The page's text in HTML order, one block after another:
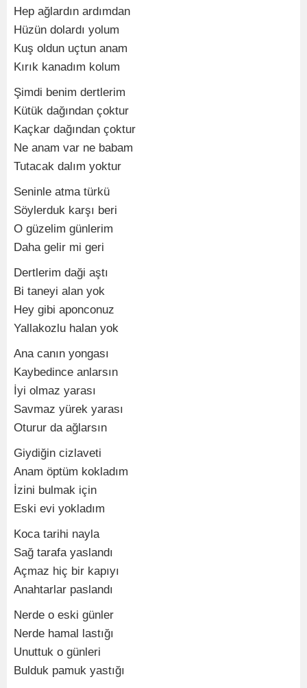
Hep ağlardın ardımdan
Hüzün dolardı yolum
Kuş oldun uçtun anam
Kırık kanadım kolum
Şimdi benim dertlerim
Kütük dağından çoktur
Kaçkar dağından çoktur
Ne anam var ne babam
Tutacak dalım yoktur
Seninle atma türkü
Söylerduk karşı beri
O güzelim günlerim
Daha gelir mi geri
Dertlerim daği aştı
Bi taneyi alan yok
Hey gibi aponconuz
Yallakozlu halan yok
Ana canın yongası
Kaybedince anlarsın
İyi olmaz yarası
Savmaz yürek yarası
Oturur da ağlarsın
Giydiğin cizlaveti
Anam öptüm kokladım
İzini bulmak için
Eski evi yokladım
Koca tarihi nayla
Sağ tarafa yaslandı
Açmaz hiç bir kapıyı
Anahtarlar paslandı
Nerde o eski günler
Nerde hamal lastığı
Unuttuk o günleri
Bulduk pamuk yastığı